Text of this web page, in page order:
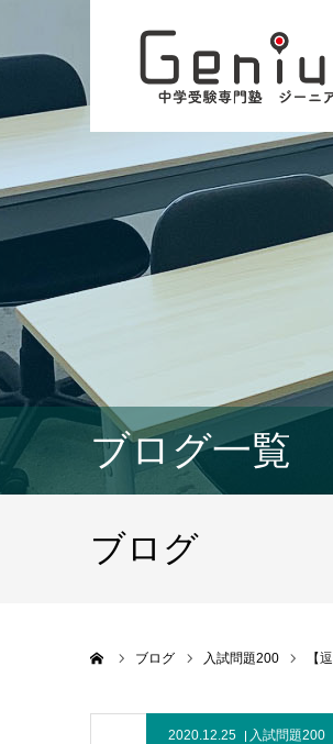
ブログ一覧
ブログ
ブログ 入試問題200 【
2020.12.25 入試問題200